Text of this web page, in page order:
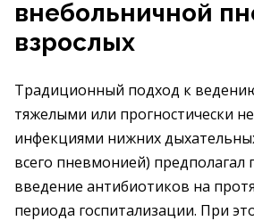
внебольничной
взрослых
Традиционный подход к
тяжелыми или прогностически
инфекциями нижних
всего пневмонией) предполагал
введение антибиотиков на
периода госпитализации. При